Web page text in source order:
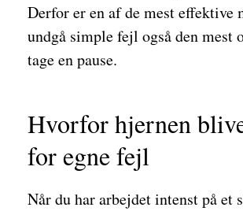
Derfor er en af de mest effektive
undgå simple fejl også den mest
tage en pause.
Hvorfor hjernen
for egne fejl
Når du har arbejdet intenst på et